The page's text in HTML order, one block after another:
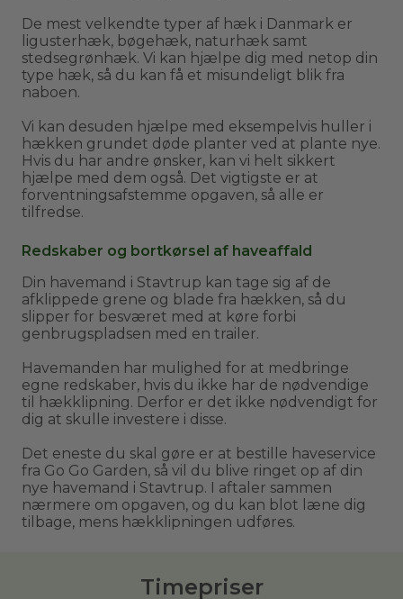
De mest velkendte typer af hæk i Danmark er
ligusterhæk, bøgehæk, naturhæk samt
stedsegrønhæk. Vi kan hjælpe dig med netop din
type hæk, så du kan få et misundeligt blik fra
naboen.
Vi kan desuden hjælpe med eksempelvis huller i
hækken grundet døde planter ved at plante nye.
Hvis du har andre ønsker, kan vi helt sikkert
hjælpe med dem også. Det vigtigste er at
forventningsafstemme opgaven, så alle er
tilfredse.
Redskaber og bortkørsel af haveaffald
Din havemand i Stavtrup kan tage sig af de
afklippede grene og blade fra hækken, så du
slipper for besværet med at køre forbi
genbrugspladsen med en trailer.
Havemanden har mulighed for at medbringe
egne redskaber, hvis du ikke har de nødvendige
til hækklipning. Derfor er det ikke nødvendigt for
dig at skulle investere i disse.
Det eneste du skal gøre er at bestille haveservice
fra Go Go Garden, så vil du blive ringet op af din
nye havemand i Stavtrup. I aftaler sammen
nærmere om opgaven, og du kan blot læne dig
tilbage, mens hækklipningen udføres.
Timepriser